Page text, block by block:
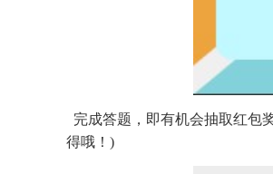
完成答题，即有机会抽取红包
得哦！)